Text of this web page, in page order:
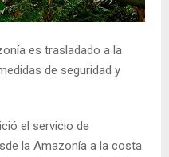
es trasladado a la
de seguridad y
el servicio de
la Amazonía a la costa